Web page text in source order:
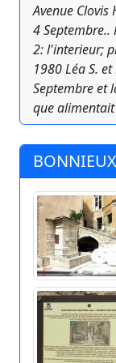
Avenue Clovis
4
2: l'interieur;
1980 Léa S.
Septembre et
que